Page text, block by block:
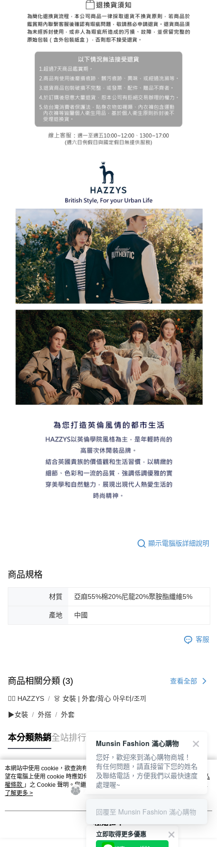
顯示電腦版詳細說明
商品規格
材質 亞麻55%棉20%尼龍20%聚胺酯纖維5%
產地 中國
客服
商品相關分類 (3) 查看全部
🐕‍🦺 HAZZYS 👗 女裝 | 外套/背心 아우터/조끼
▶女裝 外搭 外套
本分類熱銷全站排行
熱門標籤
本網站中使用 cookie，欲查詢有關本網站使用 cookie 方式之詳情，及若您不希
望在電腦上使用 cookie 時應如何變更電腦的 cookie 設定，請參閱本網站「
隱私
權條款 」之 Cookie 聲明。您繼續使用本網站即表示您同意本公司得按本網站使
用條款之 Cookie 聲明使用 cookie。
了解更多 >
我知道了
立即取得更多優惠
Munsin Fashion 滿心購物
您好，歡迎來到滿心購物商城！
有任何問題，請直接留下您的姓名
及聯絡電話，方便我們以最快速度
處理喔~
回覆至 Munsin Fashion 滿心購物